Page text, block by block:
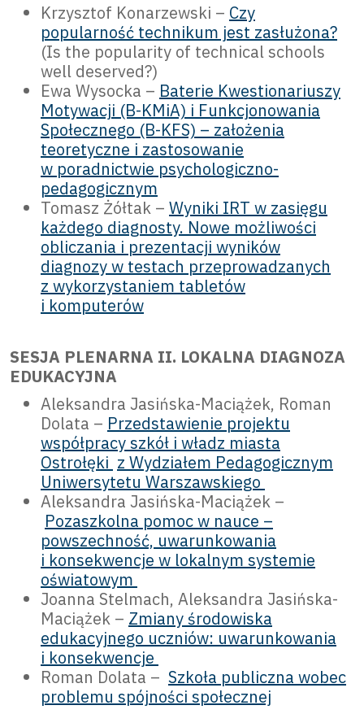
Krzysztof Konarzewski – Czy
popularność technikum jest zasłużona?
(Is the popularity of technical schools
well deserved?)
Ewa Wysocka – Baterie Kwestionariuszy
Motywacji (B-KMiA) i Funkcjonowania
Społecznego (B-KFS) – założenia
teoretyczne i zastosowanie
w poradnictwie psychologiczno-
pedagogicznym
Tomasz Żółtak – Wyniki IRT w zasięgu
każdego diagnosty. Nowe możliwości
obliczania i prezentacji wyników
diagnozy w testach przeprowadzanych
z wykorzystaniem tabletów
i komputerów
SESJA PLENARNA II. LOKALNA DIAGNOZA
EDUKACYJNA
Aleksandra Jasińska-Maciążek, Roman
Dolata – Przedstawienie projektu
współpracy szkół i władz miasta
Ostrołęki z Wydziałem Pedagogicznym
Uniwersytetu Warszawskiego
Aleksandra Jasińska-Maciążek –
Pozaszkolna pomoc w nauce –
powszechność, uwarunkowania
i konsekwencje w lokalnym systemie
oświatowym
Joanna Stelmach, Aleksandra Jasińska-
Maciążek – Zmiany środowiska
edukacyjnego uczniów: uwarunkowania
i konsekwencje
Roman Dolata – Szkoła publiczna wobec
problemu spójności społecznej